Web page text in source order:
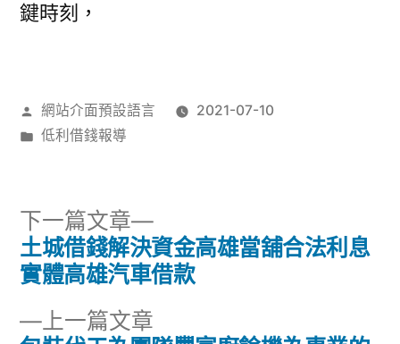
鍵時刻，
作
者:
網站介面預設語言
2021-07-10
分
低利借錢報導
文
上一篇文章
下一篇文章
下
一
篇
土城借錢解決資金高雄當舖合法利息
實體高雄汽車借款